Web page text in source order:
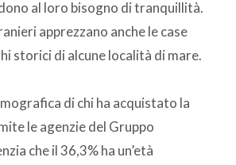
al loro bisogno di tranquillità.
apprezzano anche le case
storici di alcune località di mare.
di chi ha acquistato la
le agenzie del Gruppo
che il 36,3% ha un’età